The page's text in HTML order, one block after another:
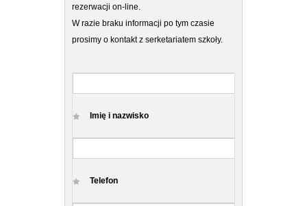
rezerwacji on-line.
W razie braku informacji po tym czasie
prosimy o kontakt z serketariatem szkoły.
Imię i nazwisko
Telefon